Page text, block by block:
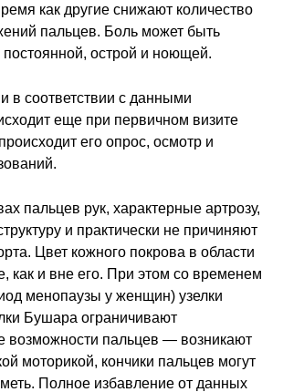
как другие снижают количество
пальцев. Боль может быть
постоянной, острой и ноющей.
в соответствии с данными
еще при первичном визите
его опрос, осмотр и
пальцев рук, характерные артрозу,
и практически не причиняют
Цвет кожного покрова в области
как и вне его. При этом со временем
менопаузы у женщин) узелки
Бушара ограничивают
возможности пальцев — возникают
моторикой, кончики пальцев могут
Полное избавление от данных